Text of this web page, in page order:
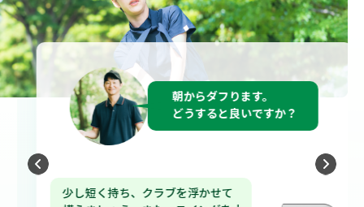
朝からダフります。
どうすると良いですか？
し短く持ち、クラブを浮かせて